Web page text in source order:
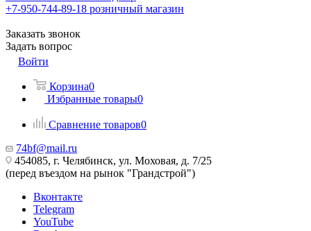
+7-950-744-89-18 розничный магазин
Заказать звонок
Задать вопрос
Войти
Корзина0
Избранные товары0
Сравнение товаров0
74bf@mail.ru
454085, г. Челябинск, ул. Моховая, д. 7/25
(перед въездом на рынок "Грандстрой")
Вконтакте
Telegram
YouTube